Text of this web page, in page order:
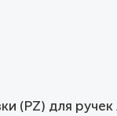
(PZ) для